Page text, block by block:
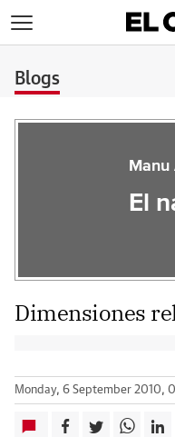
Blogs
El
Dimensiones
Monday, 6 September 2010,